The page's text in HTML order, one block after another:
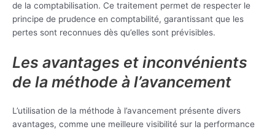
de la comptabilisation. Ce traitement permet de respecter le
principe de prudence en comptabilité, garantissant que les
pertes sont reconnues dès qu’elles sont prévisibles.
Les avantages et inconvénients
de la méthode à l’avancement
L’utilisation de la méthode à l’avancement présente divers
avantages, comme une meilleure visibilité sur la performance